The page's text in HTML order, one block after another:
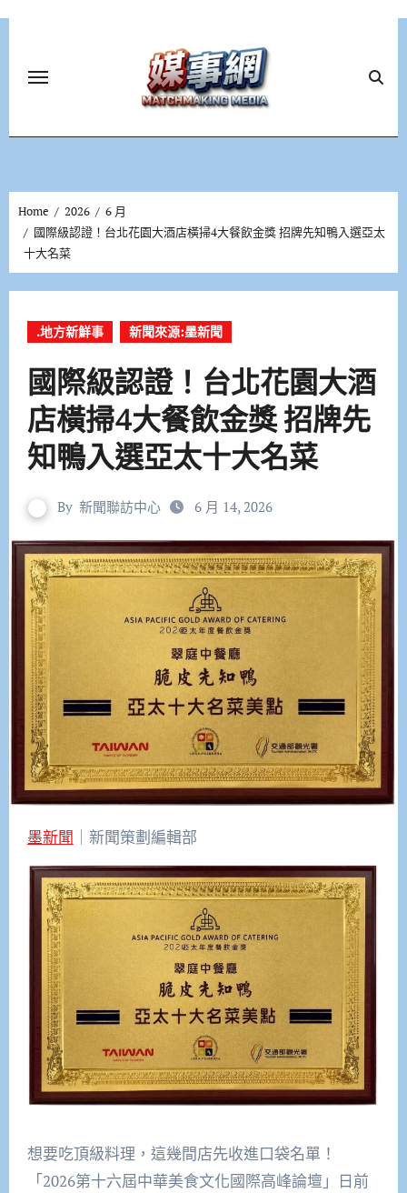
Home 2026
6 月
國際級認證！台北花園大酒店橫掃4大餐飲金獎 招牌先知鴨入選亞太
十大名菜
.地方新鮮事 新聞來源:墨新聞
國際級認證！台北花園大酒
店橫掃4大餐飲金獎 招牌先
知鴨入選亞太十大名菜
By 新聞聯訪中心 6 月 14, 2026
墨新聞 ｜新聞策劃編輯部
想要吃頂級料理，這幾間店先收進口袋名單！
「2026第十六屆中華美食文化國際高峰論壇」日前